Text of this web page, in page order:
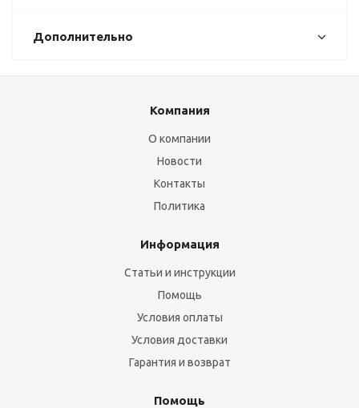
Дополнительно
Компания
О компании
Новости
Контакты
Политика
Информация
Статьи и инструкции
Помощь
Условия оплаты
Условия доставки
Гарантия и возврат
Помощь